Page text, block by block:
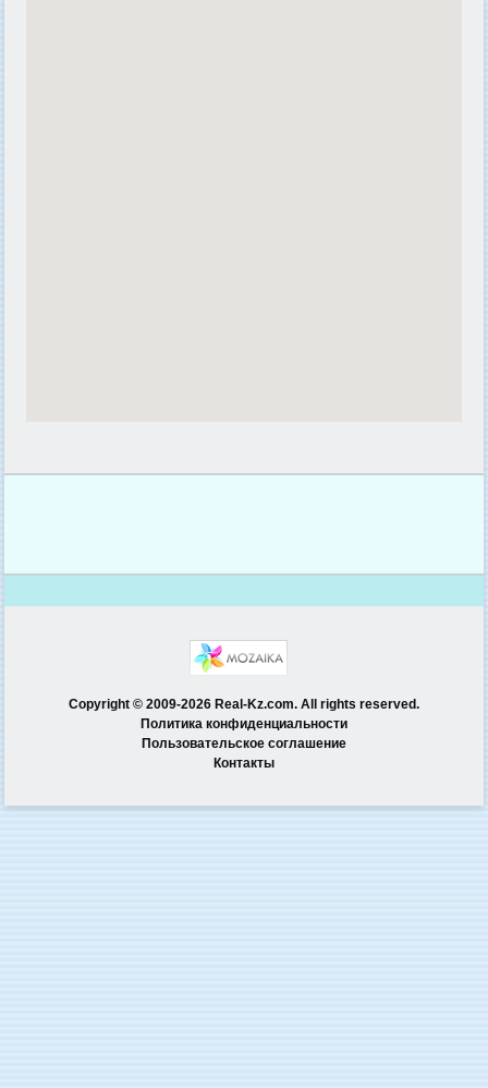
Copyright © 2009-2026 Real-Kz.com. All rights reserved.
Политика конфиденциальности
Пользовательское соглашение
Контакты